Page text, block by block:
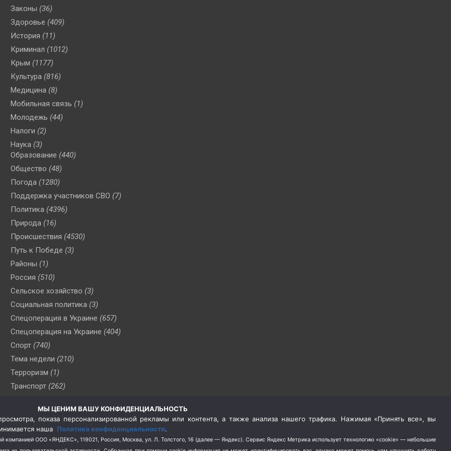
Законы (36)
Здоровье (409)
История (11)
Криминал (1012)
Крым (1177)
Культура (816)
Медицина (8)
Мобильная связь (1)
Молодежь (44)
Налоги (2)
Наука (3)
Образование (440)
Общество (48)
Погода (1280)
Поддержка участников СВО (7)
Политика (4396)
Природа (16)
Происшествия (4530)
Путь к Победе (3)
Районы (1)
Россия (510)
Сельское хозяйство (3)
Социальная политика (3)
Спецоперация в Украине (657)
Спецоперация на Украине (404)
Спорт (740)
Тема недели (210)
Терроризм (1)
Транспорт (262)
(76)
Цены (2)
Школа и спорт (2)
МЫ ЦЕНИМ ВАШУ КОНФИДЕНЦИАЛЬНОСТЬ
показа персонализированной рекламы или контента, а также анализа нашего трафика. Нажимая «Принять все», вы
наша Политика конфиденциальности.
компанией ООО «ЯНДЕКС», 119021, Россия, Москва, ул. Л. Толстого, 16 (далее — Яндекс). Сервис Яндекс Метрика использует технологию «cookie» — небольшие